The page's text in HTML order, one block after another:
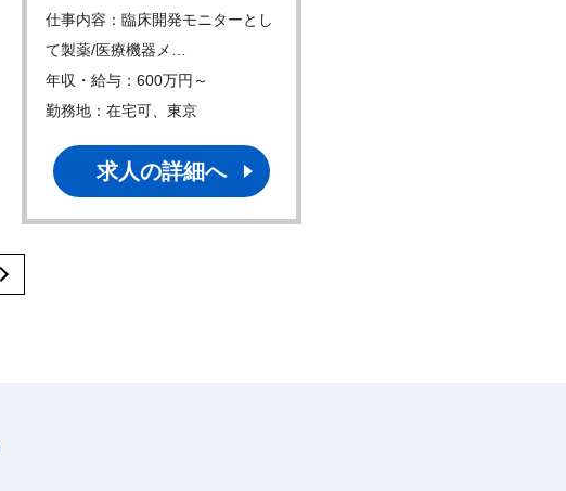
仕事内容：臨床開発モニターとし
て製薬/医療機器メ…
年収・給与：600万円～
勤務地：在宅可、東京
求人の詳細へ